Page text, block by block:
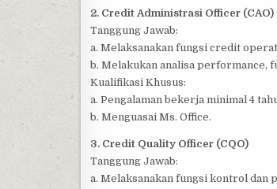
2. Credit Administrasi Officer (CAO)
Tanggung Jawab:
a. Melaksanakan fungsi credit
b. Melakukan analisa performance,
Kualifikasi Khusus:
a. Pengalaman bekerja minimal 4
b. Menguasai Ms. Office.
3. Credit Quality Officer (CQO)
Tanggung Jawab:
a. Melaksanakan fungsi kontrol dan